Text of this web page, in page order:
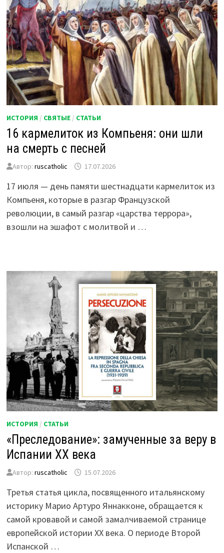
ИСТОРИЯ / СВЯТЫЕ / СТАТЬИ
16 кармелиток из Компьеня: они шли
на смерть с песней
Автор:ruscatholic 17.07.2026
17 июля — день памяти шестнадцати кармелиток из
Компьеня, которые в разгар Французской
революции, в самый разгар «царства террора»,
взошли на эшафот с молитвой и …
ИСТОРИЯ / СТАТЬИ
«Преследование»: замученные за веру в
Испании XX века
Автор:ruscatholic 15.07.2026
Третья статья цикла, посвященного итальянскому
историку Марио Артуро Яннакконе, обращается к
самой кровавой и самой замалчиваемой странице
европейской истории XX века. О периоде Второй
Испанской …